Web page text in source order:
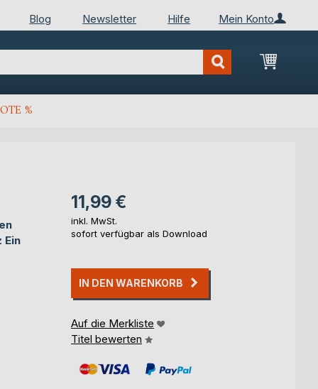
Mein Konto
Blog Newsletter Hilfe
Mein
%
Ein
11,99 €
inkl. MwSt.
sofort verfügbar als Download
IN DEN WARENKORB
Auf die Merkliste
Titel bewerten